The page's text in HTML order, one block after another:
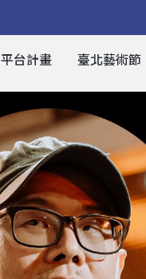
平台計畫 臺北藝術節